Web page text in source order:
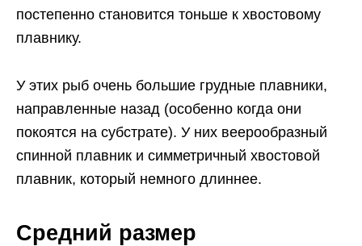
постепенно становится тоньше к хвостовому
плавнику.
У этих рыб очень большие грудные плавники,
направленные назад (особенно когда они
покоятся на субстрате). У них веерообразный
спинной плавник и симметричный хвостовой
плавник, который немного длиннее.
Средний размер